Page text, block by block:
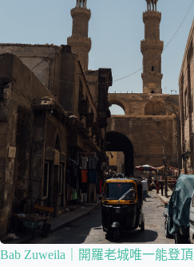
Bab Zuweila｜開羅老城唯一能登